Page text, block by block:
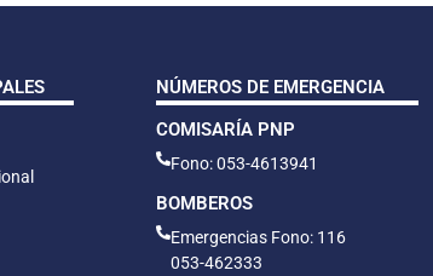
NÚMEROS DE EMERGENCIA
COMISARÍA PNP
Fono: 053-4613941
BOMBEROS
Emergencias Fono: 116
053-462333